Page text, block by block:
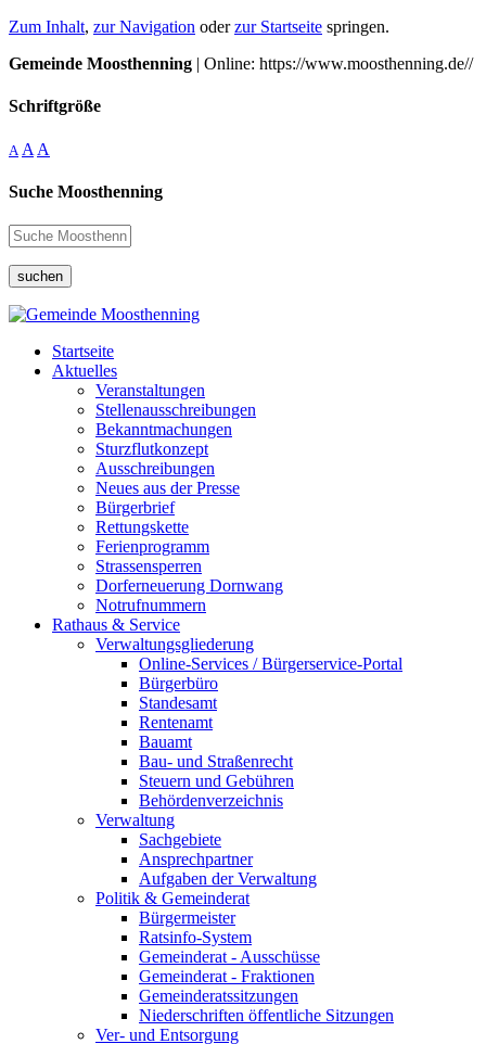
Zum Inhalt, zur Navigation oderzur Startseite springen.
Gemeinde Moosthenning | Online: https://www.moosthenning.de//
Schriftgröße
A A A
Suche Moosthenning
suchen
Startseite
Aktuelles
Veranstaltungen
Stellenausschreibungen
Bekanntmachungen
Sturzflutkonzept
Ausschreibungen
Neues aus der Presse
Bürgerbrief
Rettungskette
Ferienprogramm
Strassensperren
Dorferneuerung Dornwang
Notrufnummern
Rathaus & Service
Verwaltungsgliederung
Online-Services / Bürgerservice-Portal
Bürgerbüro
Standesamt
Rentenamt
Bauamt
Bau- und Straßenrecht
Steuern und Gebühren
Behördenverzeichnis
Verwaltung
Sachgebiete
Ansprechpartner
Aufgaben der Verwaltung
Politik & Gemeinderat
Bürgermeister
Ratsinfo-System
Gemeinderat - Ausschüsse
Gemeinderat - Fraktionen
Gemeinderatssitzungen
Niederschriften öffentliche Sitzungen
Ver- und Entsorgung